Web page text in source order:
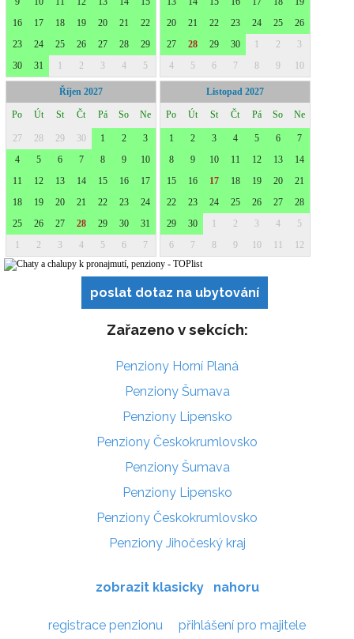
poslat dotaz na ubytování
Zařazeno v sekcích:
Penziony Horní Planá
Penziony Šumava
Penziony Lipensko
Penziony Českokrumlovsko
Penziony Šumava
Penziony Lipensko
Penziony Českokrumlovsko
Penziony Jihočeský kraj
zobrazit klasicky nahoru
registrace penzionu přihlášení pro majitele